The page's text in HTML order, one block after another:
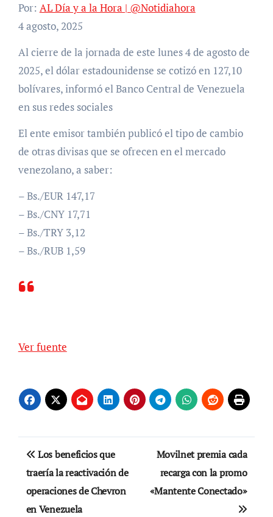
Por: AL Día y a la Hora | @Notidiahora
4 agosto, 2025
Al cierre de la jornada de este lunes 4 de agosto de
2025, el dólar estadounidense se cotizó en 127,10
bolívares, informó el Banco Central de Venezuela
en sus redes sociales
El ente emisor también publicó el tipo de cambio
de otras divisas que se ofrecen en el mercado
venezolano, a saber:
– Bs./EUR 147,17
– Bs./CNY 17,71
– Bs./TRY 3,12
– Bs./RUB 1,59
Ver fuente
Navegación
de
entradas
Los beneficios que
traería la reactivación de
operaciones de Chevron
en Venezuela
Movilnet premia cada
recarga con la promo
«Mantente Conectado»